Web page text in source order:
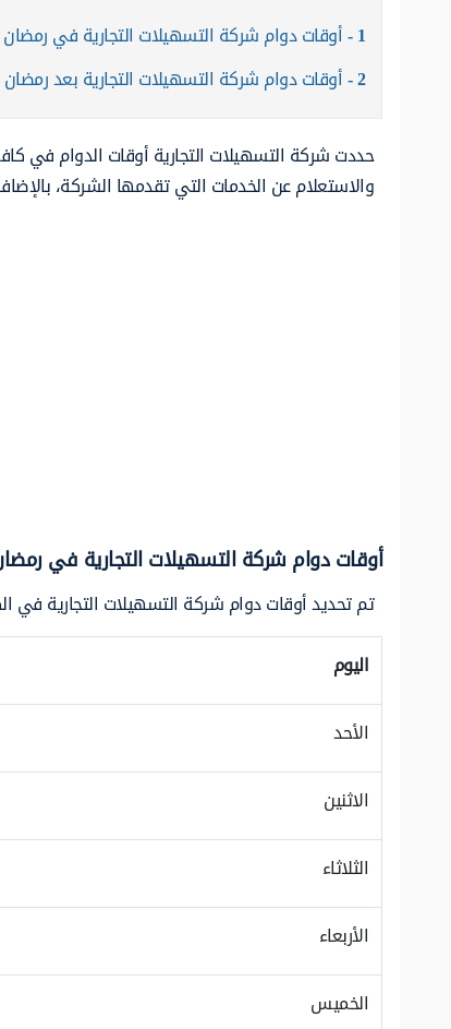
1 أوقات دوام شركة التسهيلات التجارية في رمضان
2 أوقات دوام شركة التسهيلات التجارية بعد رمضان
حددت شركة التسهيلات التجارية أوقات الدوام في
والاستعلام عن الخدمات التي تقدمها الشركة،
أوقات دوام شركة التسهيلات التجارية في
تم تحديد أوقات دوام شركة التسهيلات التجارية في
اليوم
الأحد
الاثنين
الثلاثاء
الأربعاء
الخميس